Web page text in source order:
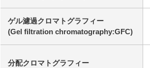
ゲル濾過クロマトグラフィー
(Gel filtration chromatography:GFC)
分配クロマトグラフィー